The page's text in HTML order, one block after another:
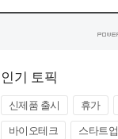
인기 토픽
신제품 출시 휴가
바이오테크
스타트업